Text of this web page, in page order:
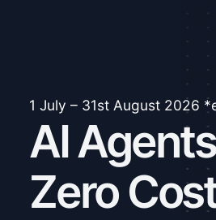
1 July – 31st August 2026
AI
Zero